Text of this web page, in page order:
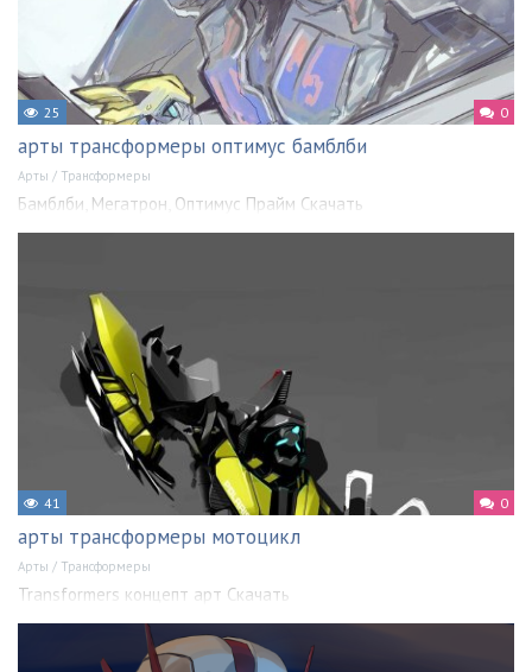
25 0
арты трансформеры оптимус бамблби
Арты / Трансформеры
Бамблби, Мегатрон, Оптимус Прайм Скачать
41 0
арты трансформеры мотоцикл
Арты / Трансформеры
Transformers концепт арт Скачать